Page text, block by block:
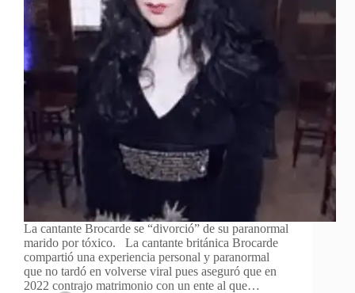
La cantante Brocarde se “divorció” de su paranormal
marido por tóxico. La cantante británica Brocarde
compartió una experiencia personal y paranormal
que no tardó en volverse viral pues aseguró que en
2022 contrajo matrimonio con un ente al que…